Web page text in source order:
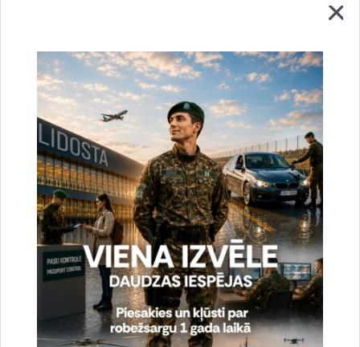
brīvības atņemšanu uz laiku no diviem līdz pat desmit gadiem,
konfiscējot mantu vai bez mantas konfiskācijas, un ar
probācijas uzraudzību uz laiku līdz trim gadiem vai bez tās.
Sagatavoja:
Jolanta Babiško
Valsts robežsardzes Galvenās pārvaldes Stratēģiskās attīstības
un sabiedrisko attiecību nodaļas vecākā speciāliste
67075617, mob.20364206
jolanta.babisko@rs.gov.lv